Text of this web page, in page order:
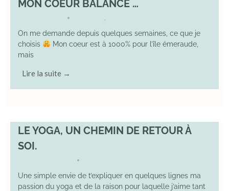
MON COEUR BALANCE …
•
On me demande depuis quelques semaines, ce que je
choisis
Mon coeur est à 1000% pour l’île émeraude,
mais
Lire la suite →
LE YOGA, UN CHEMIN DE RETOUR À
SOI.
•
Une simple envie de t’expliquer en quelques lignes ma
passion du yoga et de la raison pour laquelle j’aime tant